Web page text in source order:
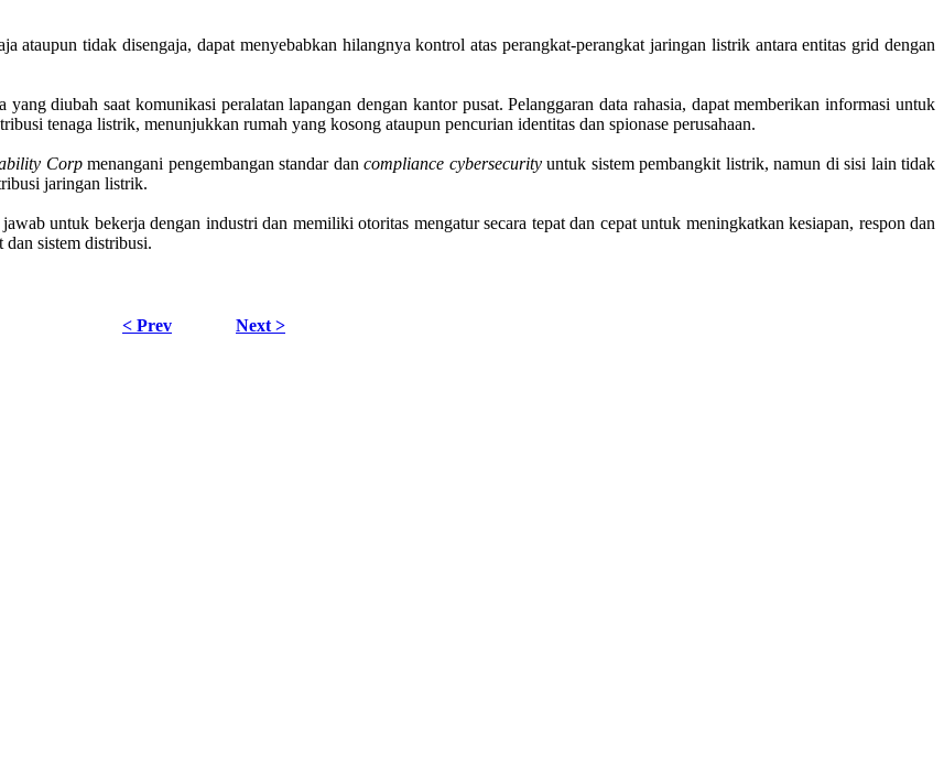
ataupun tidak disengaja, dapat menyebabkan hilangnya kontrol atas perangkat-perangkat jaringan listrik antara entitas grid dengan
yang diubah saat komunikasi peralatan lapangan dengan kantor pusat. Pelanggaran data rahasia, dapat memberikan informasi untuk
tenaga listrik, menunjukkan rumah yang kosong ataupun pencurian identitas dan spionase perusahaan.
Corp menangani pengembangan standar dan compliance cybersecurityuntuk sistem pembangkit listrik, namun di sisi lain tidak
jaringan listrik.
untuk bekerja dengan industri dan memiliki otoritas mengatur secara tepat dan cepat untuk meningkatkan kesiapan, respon dan
dan sistem distribusi.
< Prev
Next >